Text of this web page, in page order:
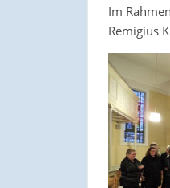
Im
Remigius